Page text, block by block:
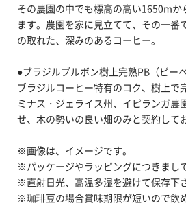
その農園の中でも標高の高い1650m
ます。農園を家に見立てて、その一
の取れた、深みのあるコーヒー。
●ブラジルブルボン樹上完熟PB（ピー
ブラジルコーヒー特有のコク、樹上で
ミナス・ジェライス州、イピランガ
せ、木の勢いの良い畑のみと契約して
※画像は、イメージです。
※パッケージやラッピングにつきまし
※直射日光、高温多湿を避けて保存下
※珈琲豆の場合賞味期限が短いので飲